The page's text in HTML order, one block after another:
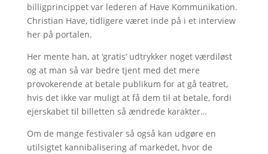
billigprincippet var lederen af Have Kommunikation.
Christian Have, tidligere været inde på i et interview
her på portalen.
Her mente han, at ‘gratis’ udtrykker noget værdiløst
og at man så var bedre tjent med det mere
provokerende at betale publikum for at gå teatret,
hvis det ikke var muligt at få dem til at betale, fordi
ejerskabet til billetten så ændrede karakter…
Om de mange festivaler så også kan udgøre en
utilsigtet kannibalisering af markedet, hvor de